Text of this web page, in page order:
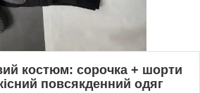
костюм: сорочка + шорти
повсякденний одяг